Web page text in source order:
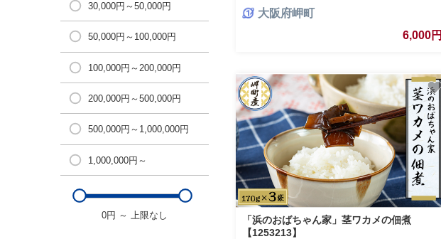
30,000円～50,000円
50,000円～100,000円
100,000円～200,000円
200,000円～500,000円
500,000円～1,000,000円
1,000,000円～
0円 ～ 上限なし
大阪府岬町
6,000円
「浜のおばちゃん家」茎ワカメの佃煮
【1253213】